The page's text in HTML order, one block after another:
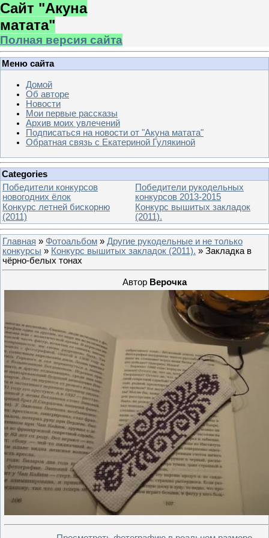
Сайт "Акуна
матата"
Полная версия сайта
Меню сайта
Домой
Об авторе
Новости
Мои первые рассказы
Архив моих увлечений
Подписаться на новости от "Акуна матата"
Обратная связь с Екатериной Гулякиной
Categories
Победители конкурсов
новогодних ёлок
Победители рукодельных
конкурсов 2013-2015
Конкурс летней бискорню
(2011)
Конкурс вышитых закладок
(2011).
Главная » Фотоальбом » Другие рукодельные и не только
конкурсы » Конкурс вышитых закладок (2011). » Закладка в
чёрно-белых тонах
Автор Верочка